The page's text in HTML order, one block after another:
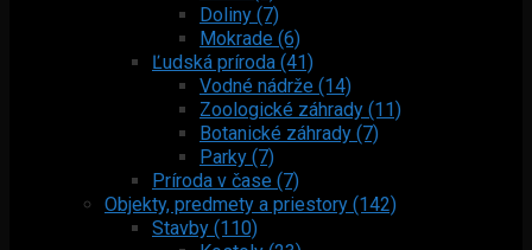
Doliny (7)
Mokrade (6)
Ľudská príroda (41)
Vodné nádrže (14)
Zoologické záhrady (11)
Botanické záhrady (7)
Parky (7)
Príroda v čase (7)
Objekty, predmety a priestory (142)
Stavby (110)